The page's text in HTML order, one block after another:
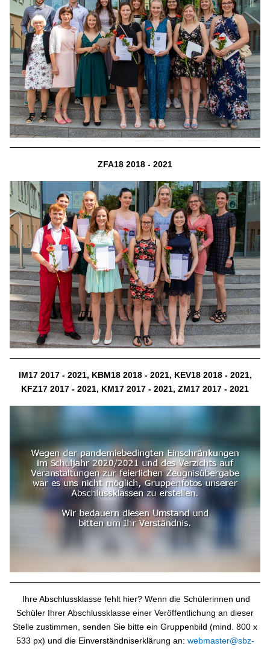
ZFA18 2018 - 2021
IM17 2017 - 2021, KBM18 2018 - 2021, KEV18 2018 - 2021,
KFZ17 2017 - 2021, KM17 2017 - 2021, ZM17 2017 - 2021
Ihre Abschlussklasse fehlt hier? Wenn die Schülerinnen und
Schüler Ihrer Abschlussklasse einer Veröffentlichung an dieser
Stelle zustimmen, senden Sie bitte ein Gruppenbild (mind. 800 x
533 px) und die Einverständniserklärung an: webmaster@sbz-